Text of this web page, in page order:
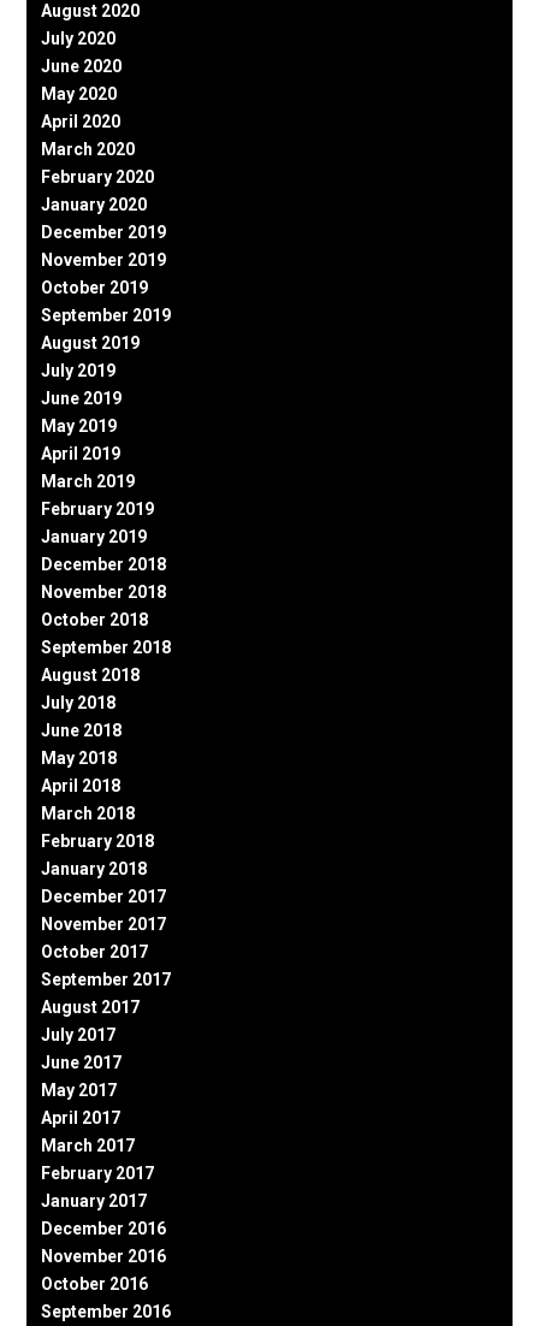
August 2020
July 2020
June 2020
May 2020
April 2020
March 2020
February 2020
January 2020
December 2019
November 2019
October 2019
September 2019
August 2019
July 2019
June 2019
May 2019
April 2019
March 2019
February 2019
January 2019
December 2018
November 2018
October 2018
September 2018
August 2018
July 2018
June 2018
May 2018
April 2018
March 2018
February 2018
January 2018
December 2017
November 2017
October 2017
September 2017
August 2017
July 2017
June 2017
May 2017
April 2017
March 2017
February 2017
January 2017
December 2016
November 2016
October 2016
September 2016